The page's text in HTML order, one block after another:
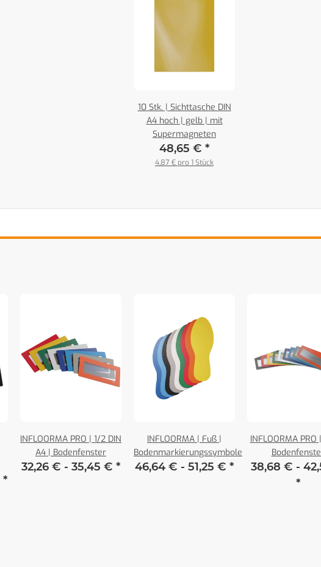
10 Stk. | Sichttasche DIN
A4 hoch | gelb | mit
Supermagneten
48,65 € *
4,87 € pro 1 Stück
*
INFLOORMA PRO | 1/2 DIN
A4 | Bodenfenster
32,26 € - 35,45 € *
INFLOORMA | Fuß |
Bodenmarkierungssymbole
46,64 € - 51,25 € *
INFLOORMA
38,68 € -
*